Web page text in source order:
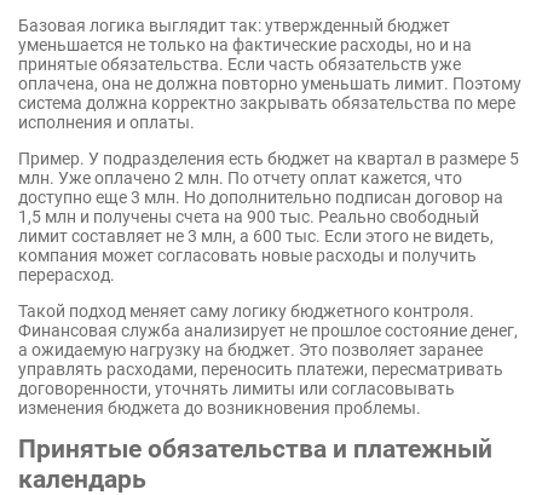
Базовая логика выглядит так: утвержденный бюджет
уменьшается не только на фактические расходы, но и на
принятые обязательства. Если часть обязательств уже
оплачена, она не должна повторно уменьшать лимит. Поэтому
система должна корректно закрывать обязательства по мере
исполнения и оплаты.
Пример. У подразделения есть бюджет на квартал в размере 5
млн. Уже оплачено 2 млн. По отчету оплат кажется, что
доступно еще 3 млн. Но дополнительно подписан договор на
1,5 млн и получены счета на 900 тыс. Реально свободный
лимит составляет не 3 млн, а 600 тыс. Если этого не видеть,
компания может согласовать новые расходы и получить
перерасход.
Такой подход меняет саму логику бюджетного контроля.
Финансовая служба анализирует не прошлое состояние денег,
а ожидаемую нагрузку на бюджет. Это позволяет заранее
управлять расходами, переносить платежи, пересматривать
договоренности, уточнять лимиты или согласовывать
изменения бюджета до возникновения проблемы.
Принятые обязательства и платежный
календарь